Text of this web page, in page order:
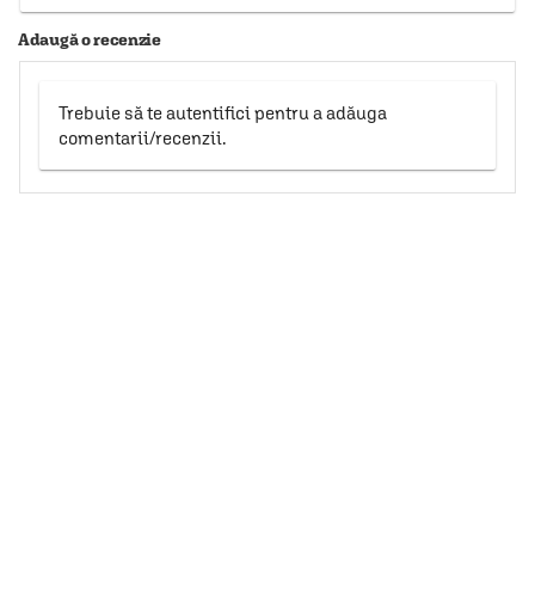
Adaugă o recenzie
Trebuie să te autentifici pentru a adăuga
comentarii/recenzii.